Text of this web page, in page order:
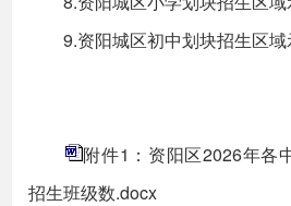
9.资阳城区初中划块招生区域
附件1：资阳区2026年各
招生班级数.docx